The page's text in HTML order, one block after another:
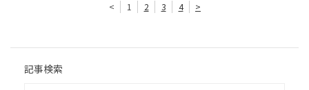
< 1 2 3 4 >
記事検索